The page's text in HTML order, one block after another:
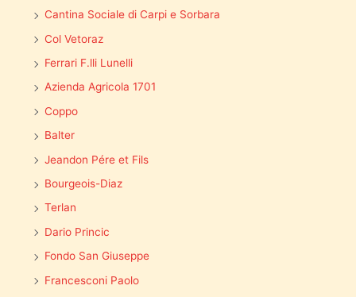
Cantina Sociale di Carpi e Sorbara
Col Vetoraz
Ferrari F.lli Lunelli
Azienda Agricola 1701
Coppo
Balter
Jeandon Pére et Fils
Bourgeois-Diaz
Terlan
Dario Princic
Fondo San Giuseppe
Francesconi Paolo